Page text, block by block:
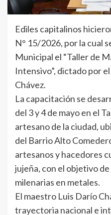
Ediles capitalinos
N° 15/2026, por la cual
Municipal el “Taller de
Intensivo”, dictado por
Chávez.
La capacitación se
del 3 y 4 de mayo en el
artesano de la ciudad,
del Barrio Alto
artesanos y hacedores
jujeña, con el objetivo
milenarias en metales.
El maestro Luis Darío
trayectoria nacional e